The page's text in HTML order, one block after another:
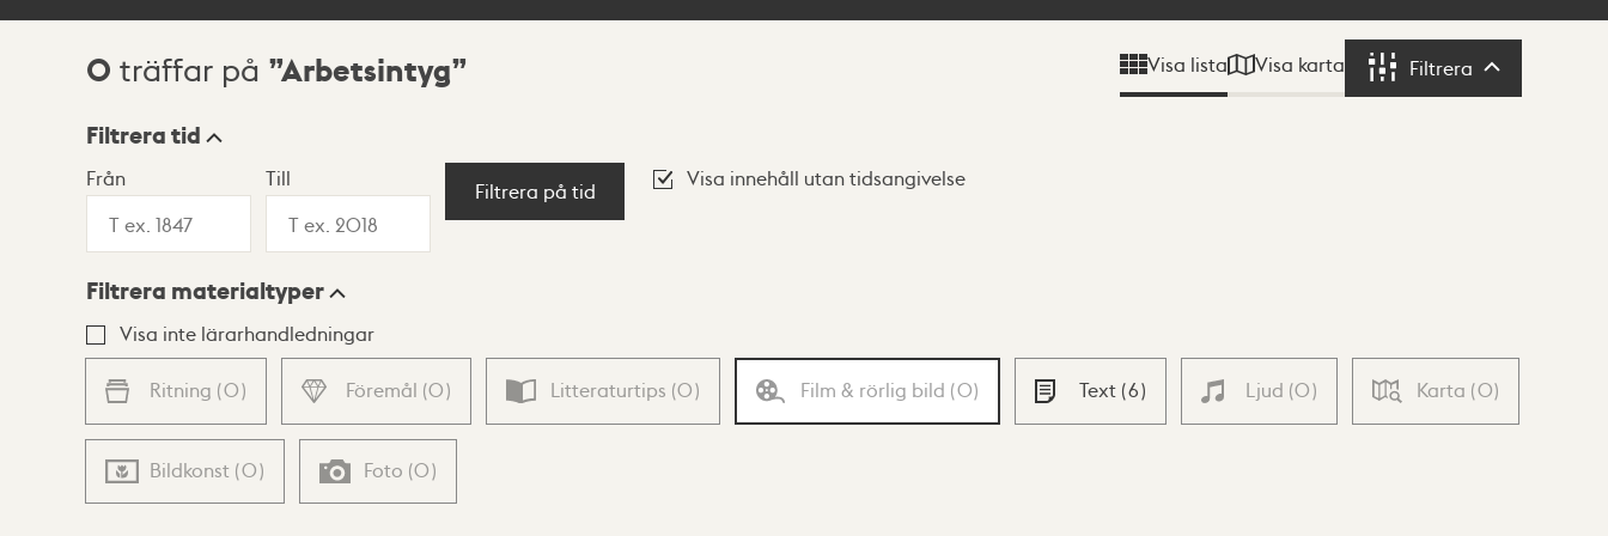
Sökresultat
0 träffar på Arbetsintyg Visa lista Visa karta Filtrera Filtrera
Visningsläge
Lista Karta
Filtrera tid
Från Till
Filtrera på tid
Visa innehåll utan tidsangivelse
Filtrera materialtyper
Visa inte lärarhandledningar
Ritning (0) Föremål (0) Litteraturtips (0) Film & rörlig bild (0) Text (6) Ljud (0) Karta (0)
Bildkonst (0) Foto (0)